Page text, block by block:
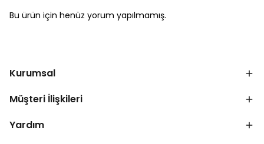
Bu ürün için henüz yorum yapılmamış.
Kurumsal
Müşteri İlişkileri
Yardım